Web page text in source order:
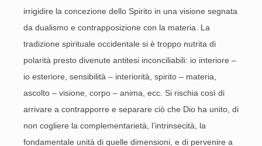
irrigidire la concezione dello Spirito in una visione segnata
da dualismo e contrapposizione con la materia. La
tradizione spirituale occidentale si è troppo nutrita di
polarità presto divenute antitesi inconciliabili: io interiore –
io esteriore, sensibilità – interiorità, spirito – materia,
ascolto – visione, corpo – anima, ecc. Si rischia così di
arrivare a contrapporre e separare ciò che Dio ha unito, di
non cogliere la complementarietà, l’intrinsecità, la
fondamentale unità di quelle dimensioni, e di pervenire a